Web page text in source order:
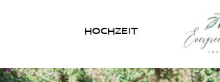
HOCHZEIT